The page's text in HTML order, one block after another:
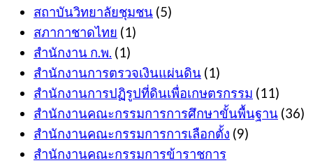
สถาบันวิทยาลัยชุมชน (5)
สภากาชาดไทย (1)
สำนักงาน ก.พ. (1)
สำนักงานการตรวจเงินแผ่นดิน (1)
สำนักงานการปฏิรูปที่ดินเพื่อเกษตรกรรม (11)
สำนักงานคณะกรรมการการศึกษาขั้นพื้นฐาน (36)
สำนักงานคณะกรรมการการเลือกตั้ง (9)
สำนักงานคณะกรรมการข้าราชการ